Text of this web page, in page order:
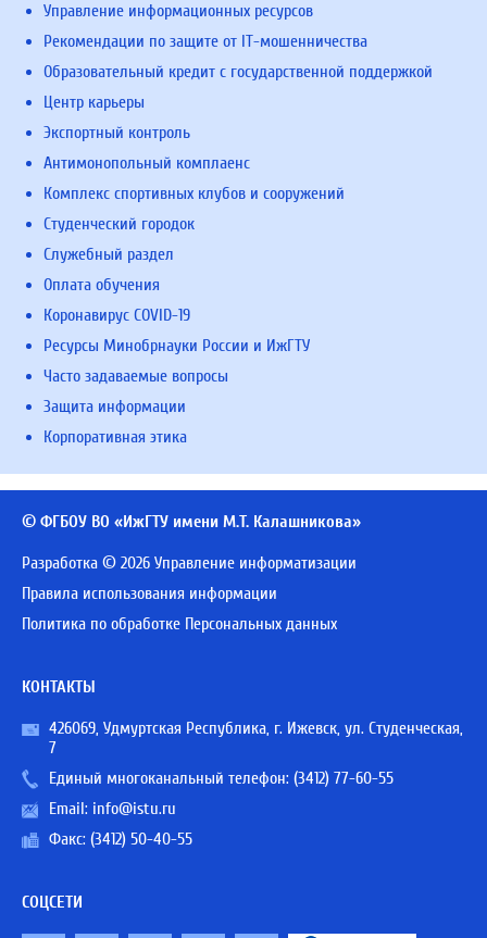
Управление информационных ресурсов
Рекомендации по защите от IT-мошенничества
Образовательный кредит с государственной поддержкой
Центр карьеры
Экспортный контроль
Антимонопольный комплаенс
Комплекс спортивных клубов и сооружений
Студенческий городок
Служебный раздел
Оплата обучения
Коронавирус COVID-19
Ресурсы Минобрнауки России и ИжГТУ
Часто задаваемые вопросы
Защита информации
Корпоративная этика
© ФГБОУ ВО «ИжГТУ имени М.Т. Калашникова»
Разработка © 2026 Управление информатизации
Правила использования информации
Политика по обработке Персональных данных
КОНТАКТЫ
426069, Удмуртская Республика, г. Ижевск, ул. Студенческая,
7
Единый многоканальный телефон: (3412) 77-60-55
Email: info@istu.ru
Факс: (3412) 50-40-55
СОЦСЕТИ